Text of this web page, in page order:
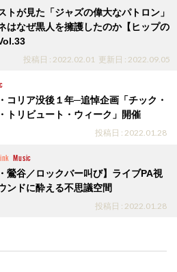
トが見た「ジャズの偉大なパトロン」
はなぜ黒人を擁護したのか【ヒップの
投稿日 : 2022.02.01 更新日 : 2022.09.05
コリア没後１年─追悼企画「チック・
トリビュート・ウィーク」開催
投稿日 : 2022.01.28
Music
鶯谷／ロックバー叫び】ライブPA視
ンドに酔える不思議空間
投稿日 : 2022.01.28